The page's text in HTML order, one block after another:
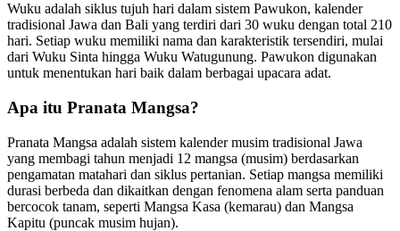
Wuku adalah siklus tujuh hari dalam sistem Pawukon, kalender
tradisional Jawa dan Bali yang terdiri dari 30 wuku dengan total 210
hari. Setiap wuku memiliki nama dan karakteristik tersendiri, mulai
dari Wuku Sinta hingga Wuku Watugunung. Pawukon digunakan
untuk menentukan hari baik dalam berbagai upacara adat.
Apa itu Pranata Mangsa?
Pranata Mangsa adalah sistem kalender musim tradisional Jawa
yang membagi tahun menjadi 12 mangsa (musim) berdasarkan
pengamatan matahari dan siklus pertanian. Setiap mangsa memiliki
durasi berbeda dan dikaitkan dengan fenomena alam serta panduan
bercocok tanam, seperti Mangsa Kasa (kemarau) dan Mangsa
Kapitu (puncak musim hujan).